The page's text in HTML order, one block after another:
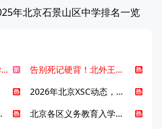
年北京石景山区中学排名一览
2024-2025学年度第一学期北京各区期末考试真题试卷汇总
告别死记硬背！北外王牌精读词汇课，帮孩子突破英语词汇难关
2026年北京XSC动态，持续更新中ing...
政策要点
北京各区义务教育入学咨询电话汇总，25年小升初家长提前收藏